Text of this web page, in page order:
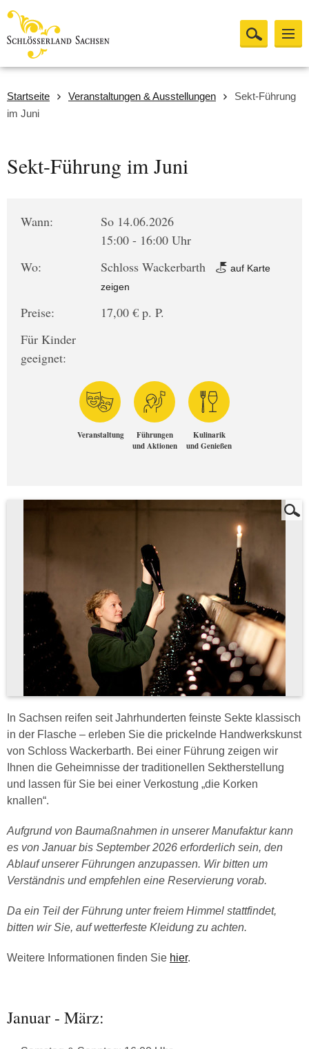
Startseite Veranstaltungen & Ausstellungen
Sekt-Führung
im Juni
Sekt-Führung im Juni
Wann:
So 14.06.2026
15:00 - 16:00 Uhr
Wo:
Schloss Wackerbarth
auf Karte
zeigen
Preise:
17,00 € p. P.
Für Kinder
geeignet:
Veranstaltung
Führungen
und Aktionen
Kulinarik
und Genießen
In Sachsen reifen seit Jahrhunderten feinste Sekte klassisch
in der Flasche – erleben Sie die prickelnde Handwerkskunst
von Schloss Wackerbarth. Bei einer Führung zeigen wir
Ihnen die Geheimnisse der traditionellen Sektherstellung
und lassen für Sie bei einer Verkostung „die Korken
knallen“.
Aufgrund von Baumaßnahmen in unserer Manufaktur kann
es von Januar bis September 2026 erforderlich sein, den
Ablauf unserer Führungen anzupassen. Wir bitten um
Verständnis und empfehlen eine Reservierung vorab.
Da ein Teil der Führung unter freiem Himmel stattfindet,
bitten wir Sie, auf wetterfeste Kleidung zu achten.
Weitere Informationen finden Sie hier.
Januar - März: